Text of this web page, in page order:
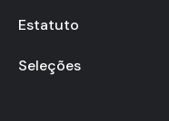
Estatuto
Seleções